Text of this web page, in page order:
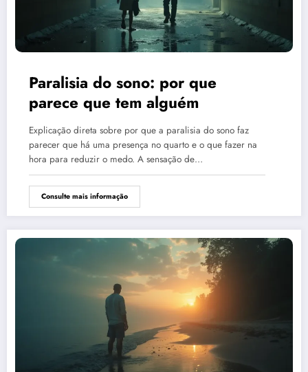
Paralisia do sono: por que
parece que tem alguém
Explicação direta sobre por que a paralisia do sono faz
parecer que há uma presença no quarto e o que fazer na
hora para reduzir o medo. A sensação de…
Consulte mais informação